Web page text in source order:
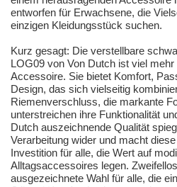
entworfen für Erwachsene, die
einzigen Kleidungsstück suchen.
Kurz gesagt: Die verstellbare
LOG09 von Von Dutch ist viel
Accessoire. Sie bietet Komfort,
Design, das sich vielseitig
Riemenverschluss, die markante
unterstreichen ihre Funktionalität
Dutch auszeichnende Qualität
Verarbeitung wider und macht
Investition für alle, die Wert auf
Alltagsaccessoires legen.
ausgezeichnete Wahl für alle, die